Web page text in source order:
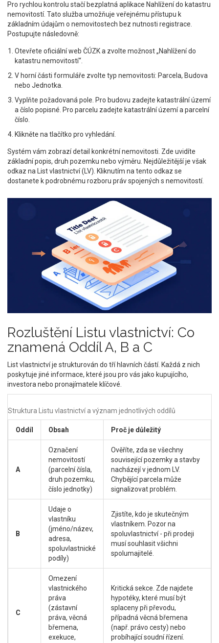
Pro rychlou kontrolu stačí bezplatná aplikace Nahlížení do katastru
nemovitostí. Tato služba umožňuje veřejnému přístupu k
základním údajům o nemovitostech bez nutnosti registrace
Postupujte následovně:
Otevřete oficiální web ČÚZK a zvolte možnost „Nahlížení do
katastru nemovitostí“.
V horní části formuláře zvolte typ nemovitosti: Parcela, Budova
nebo Jednotka.
Vyplňte požadovaná pole. Pro budovu zadejte katastrální území
a číslo popisné. Pro parcelu zadejte katastrální území a parcelní
číslo.
Klikněte na tlačítko pro vyhledání.
Systém vám zobrazí detail konkrétní nemovitosti. Zde uvidíte
základní popis, druh pozemku nebo výměru. Nejdůležitější je však
odkaz na
List vlastnictví (LV) . Kliknutím na tento odkaz se
dostanete k podrobnému rozboru práv spojených s nemovitostí.
Rozluštění Listu vlastnictví: Co
znamená Oddíl A, B a C
List vlastnictví je strukturován do tří hlavních částí. Každá z nich
poskytuje jiné informace, které jsou pro vás jako kupujícího,
investora nebo pronajímatele klíčové.
Struktura Listu vlastnictví a význam jednotlivých oddílů
Oddíl Obsah Proč je důležitý
A
Označení
nemovitostí
(parcelní čísla,
druh pozemku,
číslo jednotky)
Ověříte, zda se všechny
související pozemky a stavby
nacházejí v jednom LV.
Chybějící parcela může
signalizovat problém.
B
Udaje o
vlastníku
(jméno/název,
adresa,
spoluvlastnické
podíly)
Zjistíte, kdo je skutečným
vlastníkem. Pozor na
spoluvlastnictví - při prodeji
musí souhlasit všichni
spolumajitelé.
C
Omezení
vlastnického
práva
(zástavní
práva, věcná
břemena,
exekuce,
Kritická sekce. Zde najdete
hypotéky, které musí být
splaceny při převodu,
případná věcná břemena
(např. právo cesty) nebo
probíhající soudní řízení.